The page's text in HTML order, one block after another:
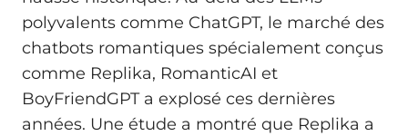
polyvalents comme ChatGPT, le marché des
chatbots romantiques spécialement conçus
comme Replika, RomanticAI et
BoyFriendGPT a explosé ces dernières
années. Une étude a montré que Replika a